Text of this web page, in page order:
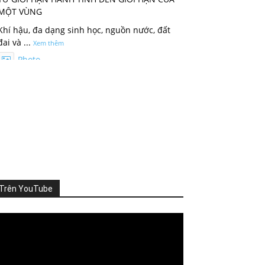
VÙNG
hậu, đa dạng sinh học, nguồn nước, đất
và ... Xem thêm
Photo
Photo
trên Facebook · Chia sẻ
Trên YouTube